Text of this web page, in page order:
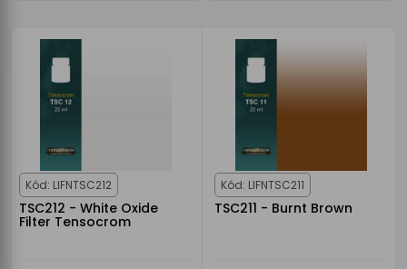
Kód: LIFNTSC212
TSC212 - White Oxide
Filter Tensocrom
Kód: LIFNTSC211
TSC211 - Burnt Brown